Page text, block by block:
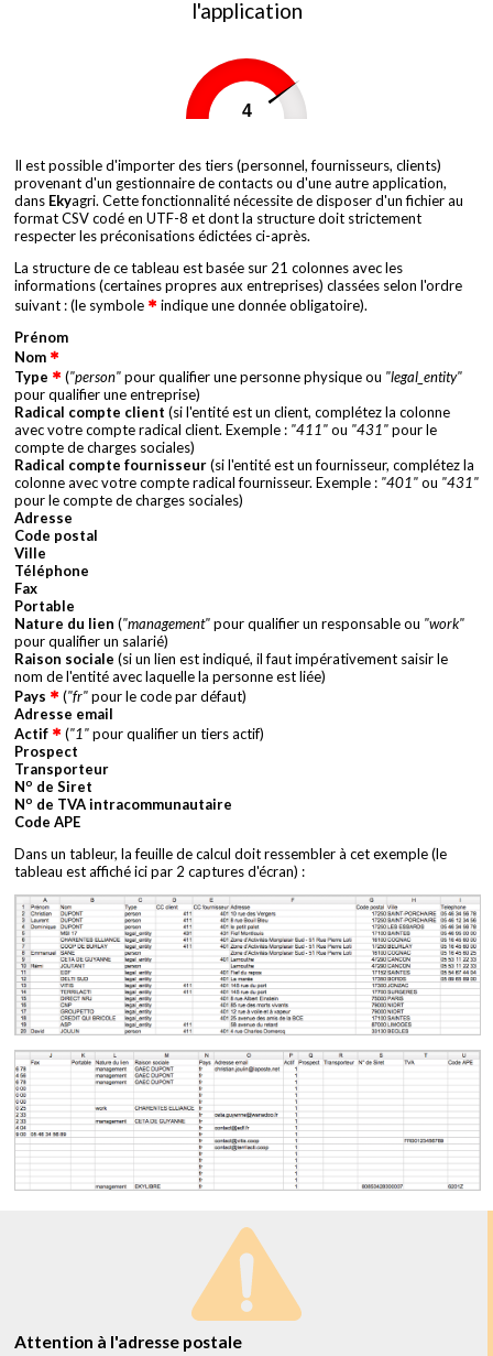
l'application
4
Il est possible d'importer des tiers (personnel, fournisseurs, clients)
provenant d'un gestionnaire de contacts ou d'une autre application,
dans Ekyagri. Cette fonctionnalité nécessite de disposer d'un fichier au
format CSV codé en UTF-8 et dont la structure doit strictement
respecter les préconisations édictées ci-après.
La structure de ce tableau est basée sur 21 colonnes avec les
informations (certaines propres aux entreprises) classées selon l'ordre
suivant : (le symbole
indique une donnée obligatoire).
Prénom
Nom
Type
("person"pour qualifier une personne physique ou "legal_entity"
pour qualifier une entreprise)
Radical compte client (si l'entité est un client, complétez la colonne
avec votre compte radical client. Exemple : "411"ou "431"pour le
compte de charges sociales)
Radical compte fournisseur(si l'entité est un fournisseur, complétez la
colonne avec votre compte radical fournisseur. Exemple : "401"ou "431"
pour le compte de charges sociales)
Adresse
Code postal
Ville
Téléphone
Fax
Portable
Nature du lien ("management"pour qualifier un responsable ou "work"
pour qualifier un salarié)
Raison sociale (si un lien est indiqué, il faut impérativement saisir le
nom de l'entité avec laquelle la personne est liée)
Pays
("fr"pour le code par défaut)
Adresse email
Actif
("1"pour qualifier un tiers actif)
Prospect
Transporteur
No de Siret
No de TVA intracommunautaire
Code APE
Dans un tableur, la feuille de calcul doit ressembler à cet exemple (le
tableau est affiché ici par 2 captures d'écran) :
Attention à l'adresse postale